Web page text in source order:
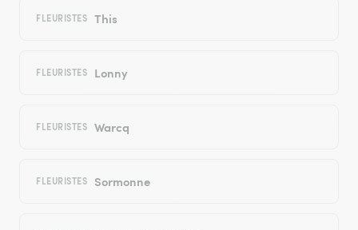
FLEURISTES This
FLEURISTES Lonny
FLEURISTES Warcq
FLEURISTES Sormonne